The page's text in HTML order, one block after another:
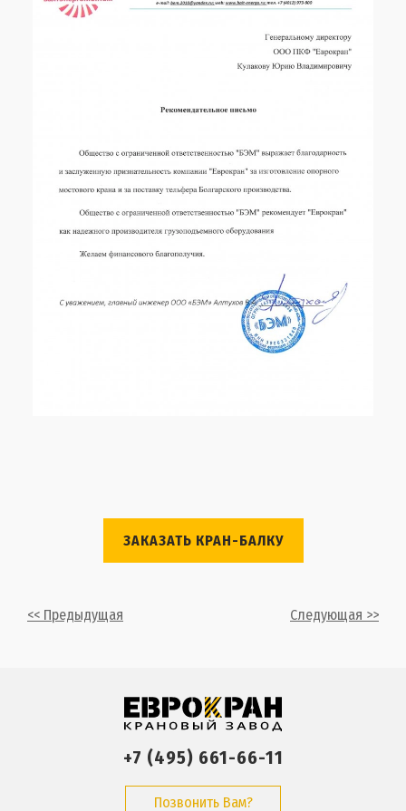
ЗАКАЗАТЬ КРАН-БАЛКУ
<< Предыдущая Следующая >>
+7 (495) 661-66-11
Позвонить Вам?